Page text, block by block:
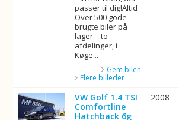
passer til dig!Altid
Over 500 gode
brugte biler på
lager – to
afdelinger, i
Køge...
Gem bilen
Flere billeder
VW Golf 1.4 TSI
Comfortline
Hatchback 6g
2008